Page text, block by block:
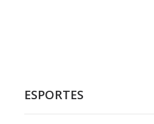
ESPORTES